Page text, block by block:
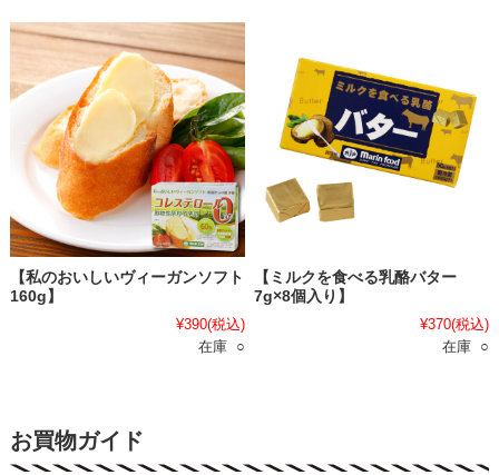
【私のおいしいヴィーガンソフト
160g】
¥390(税込)
在庫 ○
【ミルクを食べる乳酪バター
7g×8個入り】
¥370(税込)
在庫 ○
お買物ガイド